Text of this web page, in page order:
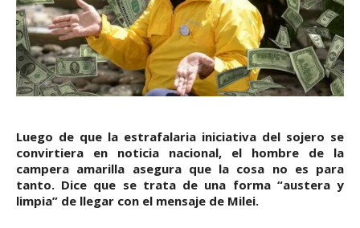
Luego de que la estrafalaria iniciativa del sojero se
convirtiera en noticia nacional, el hombre de la
campera amarilla asegura que la cosa no es para
tanto. Dice que se trata de una forma “austera y
limpia” de llegar con el mensaje de Milei.